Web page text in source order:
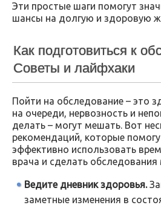
Эти простые шаги помогут
шансы на долгую и здоровую
Как подготовиться к
Советы и лайфхаки
Пойти на обследование – это
на очереди, нервозность и
делать – могут мешать. Вот
рекомендаций, которые
эффективно использовать
врача и сделать
Ведите дневник здоровья.
заметные изменения в